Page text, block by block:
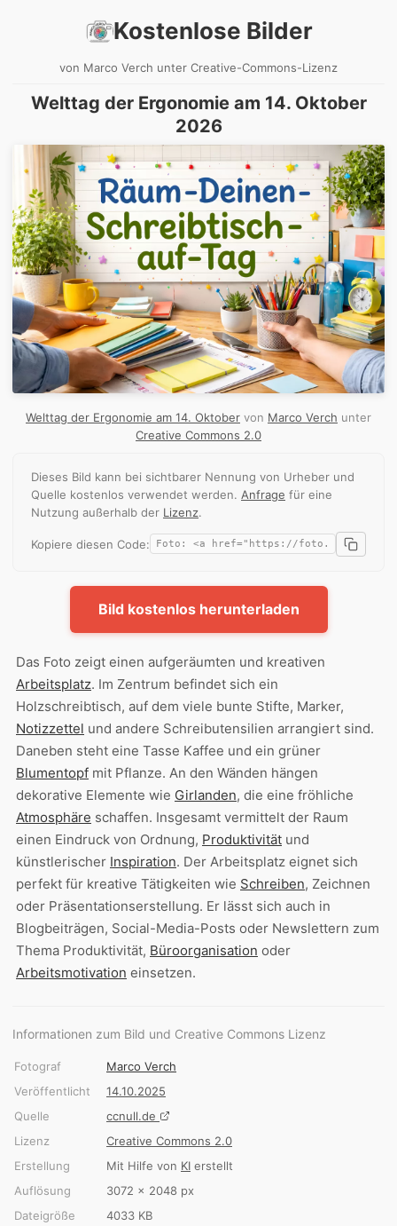
Kostenlose Bilder
von Marco Verch unter Creative-Commons-Lizenz
Welttag der Ergonomie am 14. Oktober
2026
Welttag der Ergonomie am 14. Oktober von Marco Verch unter
Creative Commons 2.0
Dieses Bild kann bei sichtbarer Nennung von Urheber und
Quelle kostenlos verwendet werden. Anfrage für eine
Nutzung außerhalb der Lizenz.
Kopiere diesen Code:
Bild kostenlos herunterladen
Das Foto zeigt einen aufgeräumten und kreativen
Arbeitsplatz. Im Zentrum befindet sich ein
Holzschreibtisch, auf dem viele bunte Stifte, Marker,
Notizzettel und andere Schreibutensilien arrangiert sind.
Daneben steht eine Tasse Kaffee und ein grüner
Blumentopf mit Pflanze. An den Wänden hängen
dekorative Elemente wie Girlanden, die eine fröhliche
Atmosphäre schaffen. Insgesamt vermittelt der Raum
einen Eindruck von Ordnung, Produktivität und
künstlerischer Inspiration. Der Arbeitsplatz eignet sich
perfekt für kreative Tätigkeiten wie Schreiben, Zeichnen
oder Präsentationserstellung. Er lässt sich auch in
Blogbeiträgen, Social-Media-Posts oder Newslettern zum
Thema Produktivität, Büroorganisation oder
Arbeitsmotivation einsetzen.
Informationen zum Bild und Creative Commons Lizenz
Fotograf
Marco Verch
Veröffentlicht
14.10.2025
Quelle
ccnull.de
Lizenz
Creative Commons 2.0
Erstellung
Mit Hilfe von KI erstellt
Auflösung
3072 × 2048 px
Dateigröße
4033 KB